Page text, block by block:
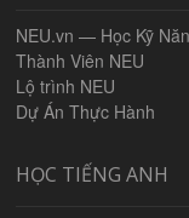
NEU.vn — Học Kỹ
Thành Viên NEU
Lộ trình NEU
Dự Án Thực Hành
HỌC TIẾNG ANH